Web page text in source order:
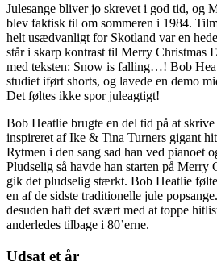
Julesange bliver jo skrevet i god tid, og
blev faktisk til om sommeren i 1984.
helt usædvanligt for Skotland var en
står i skarp kontrast til Merry Christmas
med teksten: Snow is falling…! Bob
studiet iført shorts, og lavede en demo
Det føltes ikke spor juleagtigt!
Bob Heatlie brugte en del tid på at
inspireret af Ike & Tina Turners gigant
Rytmen i den sang sad han ved pianoet
Pludselig så havde han starten på Merry
gik det pludselig stærkt. Bob Heatlie
en af de sidste traditionelle jule
desuden haft det svært med at toppe
anderledes tilbage i 80’erne.
Udsat et år